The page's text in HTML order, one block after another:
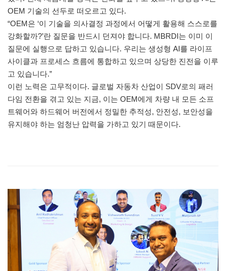
OEM 기술의 선두로 떠오르고 있다.
“OEM은 ‘이 기술을 의사결정 과정에서 어떻게 활용해 스스로를
강화할까?’란 질문을 반드시 던져야 합니다. MBRDI는 이미 이
질문에 실행으로 답하고 있습니다. 우리는 생성형 AI를 라이프
사이클과 프로세스 흐름에 통합하고 있으며 상당한 진전을 이루
고 있습니다.”
이런 노력은 고무적이다. 글로벌 자동차 산업이 SDV로의 패러
다임 전환을 겪고 있는 지금, 이는 OEM에게 차량 내 모든 소프
트웨어와 하드웨어 버전에서 정밀한 추적성, 안전성, 보안성을
유지해야 하는 엄청난 압력을 가하고 있기 때문이다.